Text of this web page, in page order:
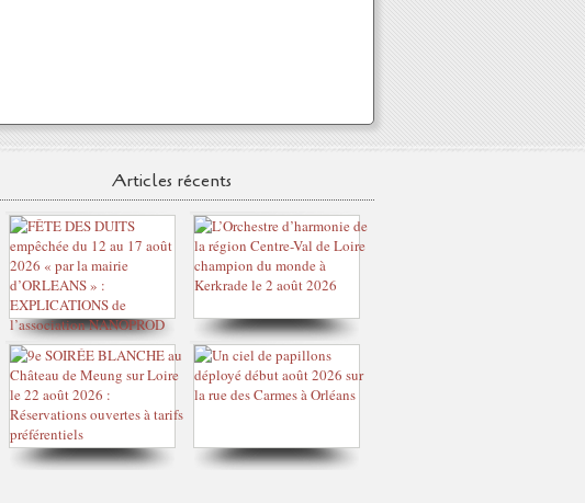
Articles récents